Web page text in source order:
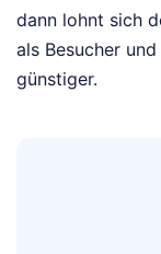
dann lohnt sich
als Besucher
günstiger.